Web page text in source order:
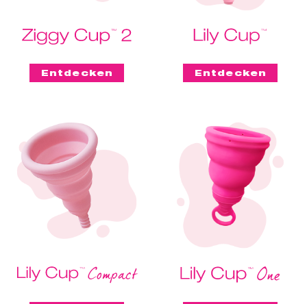
Entdecken Entdecken